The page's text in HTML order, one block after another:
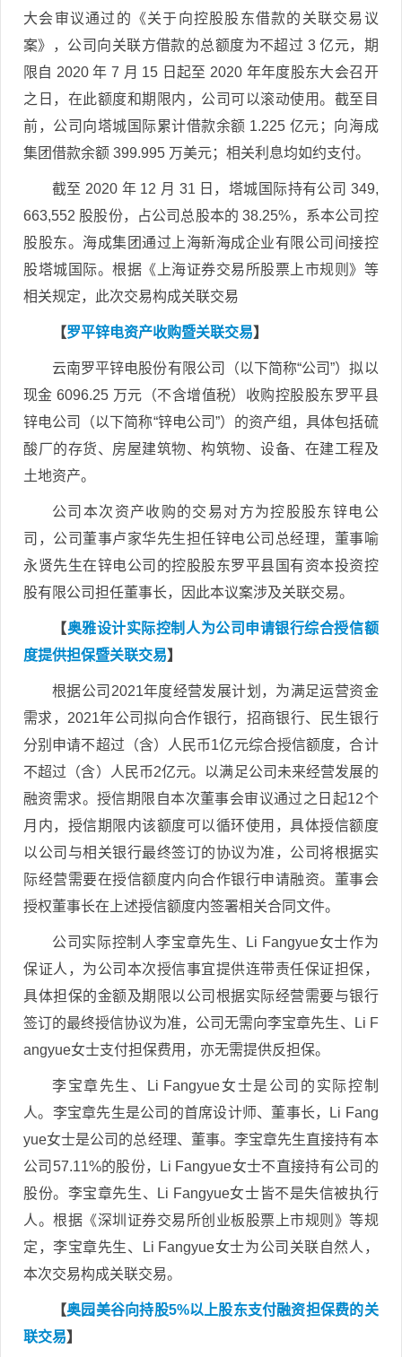
大会审议通过的《关于向控股股东借款的关联交易议
案》，公司向关联方借款的总额度为不超过 3 亿元，期
限自 2020 年 7 月 15 日起至 2020 年年度股东大会召开
之日，在此额度和期限内，公司可以滚动使用。截至目
前，公司向塔城国际累计借款余额 1.225 亿元；向海成
集团借款余额 399.995 万美元；相关利息均如约支付。
截至 2020 年 12 月 31 日，塔城国际持有公司 349,
663,552 股股份，占公司总股本的 38.25%，系本公司控
股股东。海成集团通过上海新海成企业有限公司间接控
股塔城国际。根据《上海证券交易所股票上市规则》等
相关规定，此次交易构成关联交易
【罗平锌电资产收购暨关联交易】
云南罗平锌电股份有限公司（以下简称“公司”）拟以
现金 6096.25 万元（不含增值税）收购控股股东罗平县
锌电公司（以下简称“锌电公司”）的资产组，具体包括硫
酸厂的存货、房屋建筑物、构筑物、设备、在建工程及
土地资产。
公司本次资产收购的交易对方为控股股东锌电公
司，公司董事卢家华先生担任锌电公司总经理，董事喻
永贤先生在锌电公司的控股股东罗平县国有资本投资控
股有限公司担任董事长，因此本议案涉及关联交易。
【奥雅设计实际控制人为公司申请银行综合授信额
度提供担保暨关联交易】
根据公司2021年度经营发展计划，为满足运营资金
需求，2021年公司拟向合作银行，招商银行、民生银行
分别申请不超过（含）人民币1亿元综合授信额度，合计
不超过（含）人民币2亿元。以满足公司未来经营发展的
融资需求。授信期限自本次董事会审议通过之日起12个
月内，授信期限内该额度可以循环使用，具体授信额度
以公司与相关银行最终签订的协议为准，公司将根据实
际经营需要在授信额度内向合作银行申请融资。董事会
授权董事长在上述授信额度内签署相关合同文件。
公司实际控制人李宝章先生、Li Fangyue女士作为
保证人，为公司本次授信事宜提供连带责任保证担保，
具体担保的金额及期限以公司根据实际经营需要与银行
签订的最终授信协议为准，公司无需向李宝章先生、Li F
angyue女士支付担保费用，亦无需提供反担保。
李宝章先生、Li Fangyue女士是公司的实际控制
人。李宝章先生是公司的首席设计师、董事长，Li Fang
yue女士是公司的总经理、董事。李宝章先生直接持有本
公司57.11%的股份，Li Fangyue女士不直接持有公司的
股份。李宝章先生、Li Fangyue女士皆不是失信被执行
人。根据《深圳证券交易所创业板股票上市规则》等规
定，李宝章先生、Li Fangyue女士为公司关联自然人，
本次交易构成关联交易。
【奥园美谷向持股5%以上股东支付融资担保费的关
联交易】